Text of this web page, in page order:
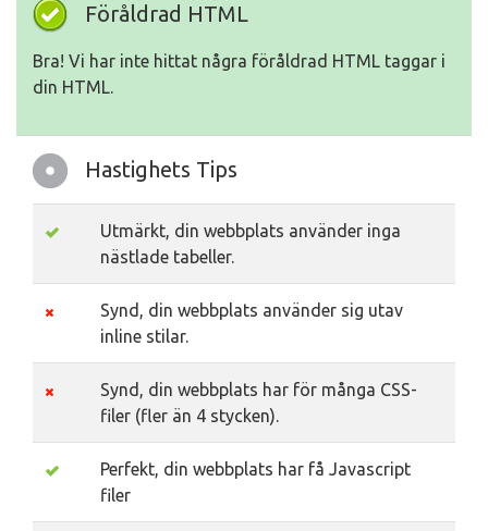
Föråldrad HTML
Bra! Vi har inte hittat några föråldrad HTML taggar i
din HTML.
Hastighets Tips
Utmärkt, din webbplats använder inga
nästlade tabeller.
Synd, din webbplats använder sig utav
inline stilar.
Synd, din webbplats har för många CSS-
filer (fler än 4 stycken).
Perfekt, din webbplats har få Javascript
filer